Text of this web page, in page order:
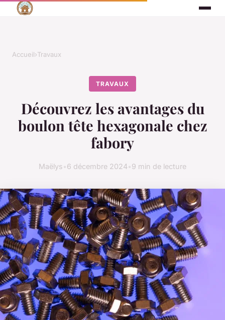
Accueil›Travaux
TRAVAUX
Découvrez les avantages du
boulon tête hexagonale chez
fabory
Maëlys 6 décembre 2024 9 min de lecture